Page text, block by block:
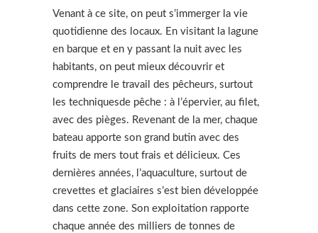
Venant à ce site, on peut s’immerger la vie
quotidienne des locaux. En visitant la lagune
en barque et en y passant la nuit avec les
habitants, on peut mieux découvrir et
comprendre le travail des pêcheurs, surtout
les techniquesde pêche : à l’épervier, au filet,
avec des pièges. Revenant de la mer, chaque
bateau apporte son grand butin avec des
fruits de mers tout frais et délicieux. Ces
dernières années, l’aquaculture, surtout de
crevettes et glaciaires s’est bien développée
dans cette zone. Son exploitation rapporte
chaque année des milliers de tonnes de